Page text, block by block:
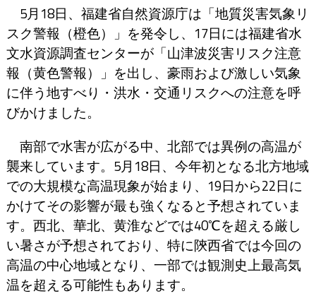
5月18日、福建省自然資源庁は「地質災害気象リ
スク警報（橙色）」を発令し、17日には福建省水
文水資源調査センターが「山津波災害リスク注意
報（黄色警報）」を出し、豪雨および激しい気象
に伴う地すべり・洪水・交通リスクへの注意を呼
びかけました。
南部で水害が広がる中、北部では異例の高温が
襲来しています。5月18日、今年初となる北方地域
での大規模な高温現象が始まり、19日から22日に
かけてその影響が最も強くなると予想されていま
す。西北、華北、黄淮などでは40℃を超える厳し
い暑さが予想されており、特に陝西省では今回の
高温の中心地域となり、一部では観測史上最高気
温を超える可能性もあります。